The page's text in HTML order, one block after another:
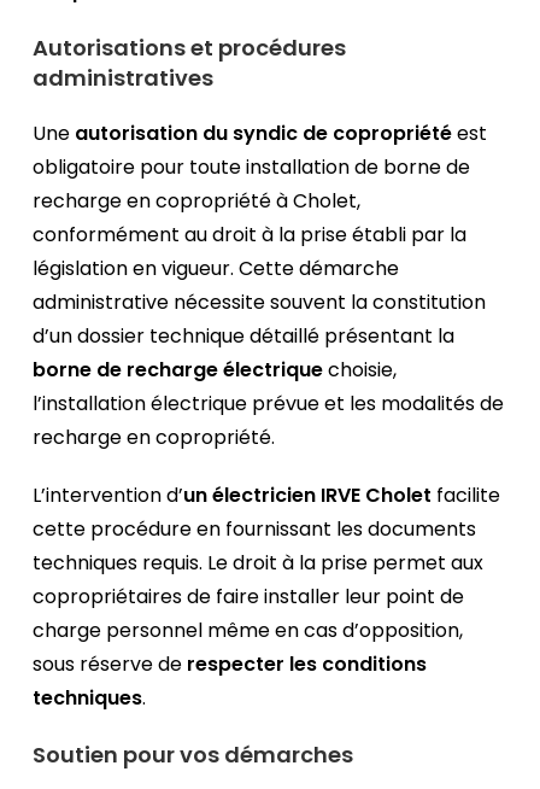
Autorisations et procédures
administratives
Une autorisation du syndic de copropriétéest
obligatoire pour toute installation de borne de
recharge en copropriété à Cholet,
conformément au droit à la prise établi par la
législation en vigueur. Cette démarche
administrative nécessite souvent la constitution
d’un dossier technique détaillé présentant la
borne de recharge électriquechoisie,
l’installation électrique prévue et les modalités de
recharge en copropriété.
L’intervention d’un électricien IRVE Cholet facilite
cette procédure en fournissant les documents
techniques requis. Le droit à la prise permet aux
copropriétaires de faire installer leur point de
charge personnel même en cas d’opposition,
sous réserve de respecter les conditions
techniques.
Soutien pour vos démarches